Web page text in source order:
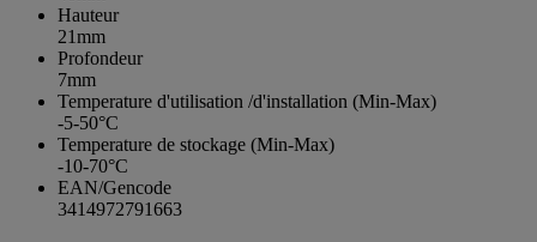
Hauteur
21mm
Profondeur
7mm
Temperature d'utilisation /d'installation (Min-Max)
-5-50°C
Temperature de stockage (Min-Max)
-10-70°C
EAN/Gencode
3414972791663